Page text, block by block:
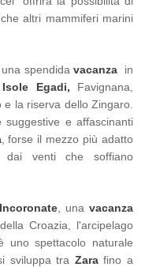
altri mammiferi marini
, una spendidavacanza in
Isole Egadi, Favignana,
e la riserva dello Zingaro.
e affascinanti
, forse il mezzo più adatto
dai venti che soffiano
, unavacanza
Croazia, l'arcipelago
uno spettacolo naturale
sviluppa tra Zarafino a